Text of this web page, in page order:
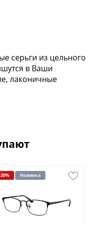
серьги из цельного
в Ваши
лаконичные
Новинка